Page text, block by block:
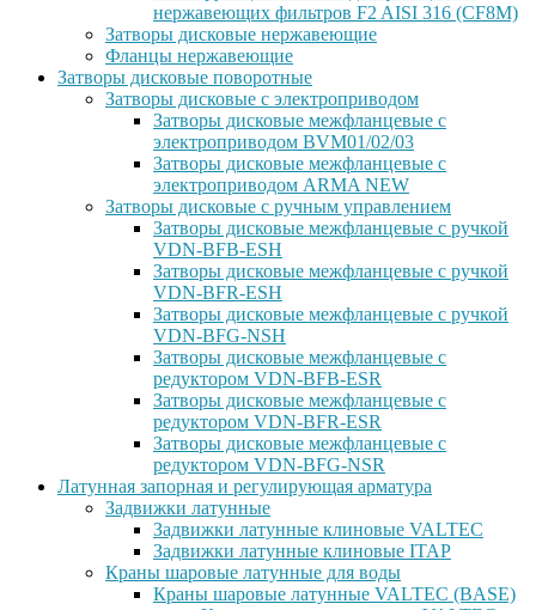
нержавеющих фильтров F2 AISI 316 (CF8M)
Затворы дисковые нержавеющие
Фланцы нержавеющие
Затворы дисковые поворотные
Затворы дисковые с электроприводом
Затворы дисковые межфланцевые с
электроприводом BVM01/02/03
Затворы дисковые межфланцевые с
электроприводом ARMA NEW
Затворы дисковые с ручным управлением
Затворы дисковые межфланцевые с ручкой
VDN-BFB-ESH
Затворы дисковые межфланцевые с ручкой
VDN-BFR-ESH
Затворы дисковые межфланцевые с ручкой
VDN-BFG-NSH
Затворы дисковые межфланцевые с
редуктором VDN-BFB-ESR
Затворы дисковые межфланцевые с
редуктором VDN-BFR-ESR
Затворы дисковые межфланцевые с
редуктором VDN-BFG-NSR
Латунная запорная и регулирующая арматура
Задвижки латунные
Задвижки латунные клиновые VALTEC
Задвижки латунные клиновые ITAP
Краны шаровые латунные для воды
Краны шаровые латунные VALTEC (BASE)